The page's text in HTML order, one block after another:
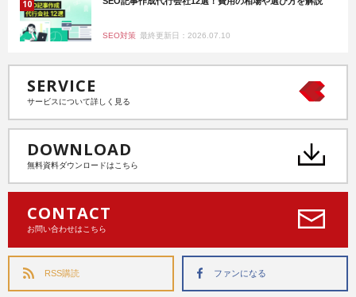
SEO対策 最終更新日：2026.07.10
SERVICE
サービスについて詳しく見る
DOWNLOAD
無料資料ダウンロードはこちら
CONTACT
お問い合わせはこちら
RSS購読 ファンになる